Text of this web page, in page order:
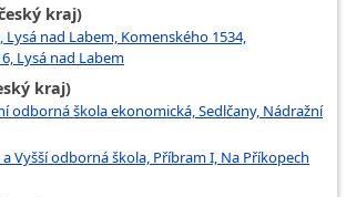
kraj)
nad Labem, Komenského 1534,
Lysá nad Labem
kraj)
odborná škola ekonomická, Sedlčany, Nádražní
Vyšší odborná škola, Příbram I, Na Příkopech